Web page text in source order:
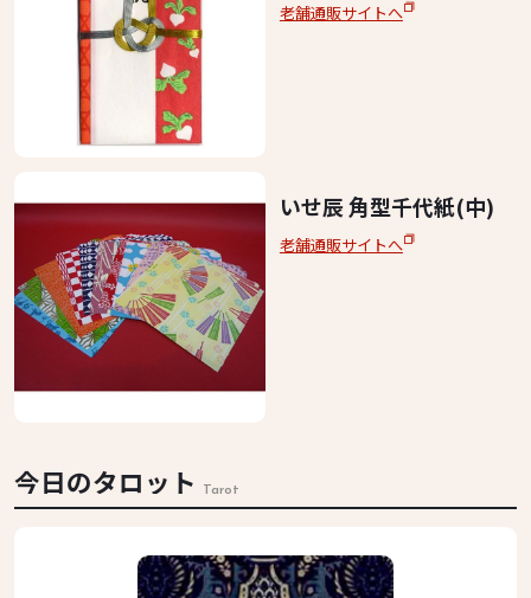
老舗通販サイトへ
いせ辰 角型千代紙(中)
老舗通販サイトへ
今日のタロット Tarot